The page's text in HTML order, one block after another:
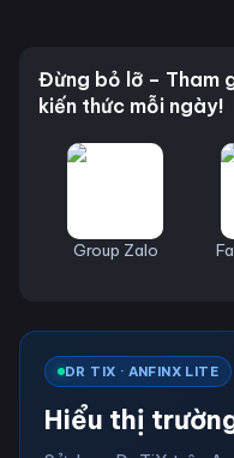
Đừng bỏ lỡ – Tham
kiến thức mỗi ngày!
Group Zalo
DR TIX · ANFINX LITE
Hiểu thị